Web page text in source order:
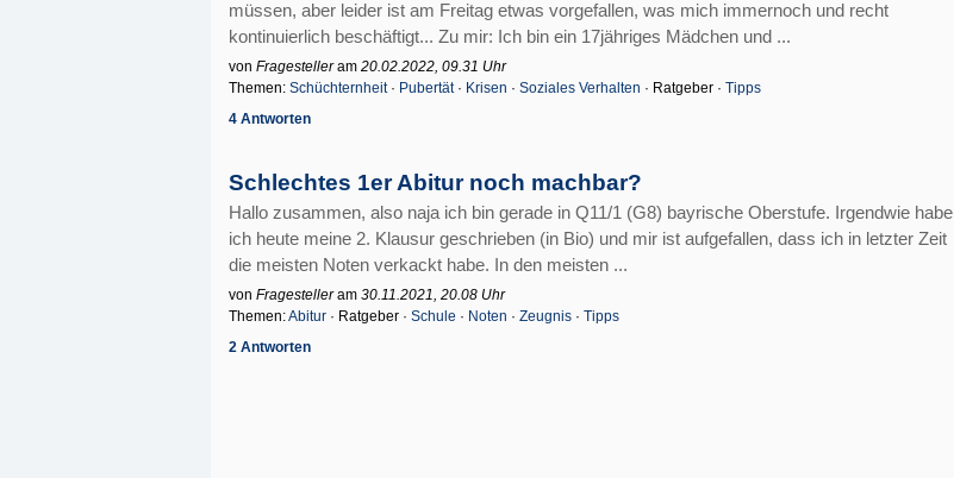
müssen, aber leider ist am Freitag etwas vorgefallen, was mich immernoch und recht
kontinuierlich beschäftigt... Zu mir: Ich bin ein 17jähriges Mädchen und ...
von Fragestelleram 20.02.2022, 09.31 Uhr
Themen: Schüchternheit· Pubertät· Krisen · Soziales Verhalten · Ratgeber · Tipps
4 Antworten
Schlechtes 1er Abitur noch machbar?
Hallo zusammen, also naja ich bin gerade in Q11/1 (G8) bayrische Oberstufe. Irgendwie habe
ich heute meine 2. Klausur geschrieben (in Bio) und mir ist aufgefallen, dass ich in letzter Zeit
die meisten Noten verkackt habe. In den meisten ...
von Fragestelleram 30.11.2021, 20.08 Uhr
Themen:Abitur · Ratgeber · Schule · Noten · Zeugnis · Tipps
2 Antworten